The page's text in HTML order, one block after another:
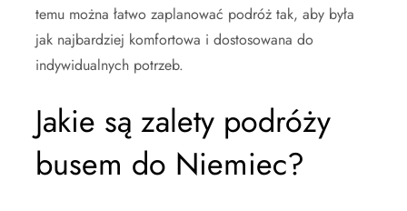
temu można łatwo zaplanować podróż tak, aby była
jak najbardziej komfortowa i dostosowana do
indywidualnych potrzeb.
Jakie są zalety podróży
busem do Niemiec?